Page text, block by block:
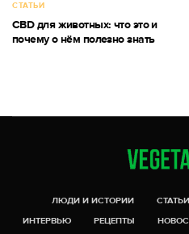
СТАТЬИ
CBD для животных: что это и
почему о нём полезно знать
ЛЮДИ И ИСТОРИИ СТАТЬИ
ИНТЕРВЬЮ
РЕЦЕПТЫ